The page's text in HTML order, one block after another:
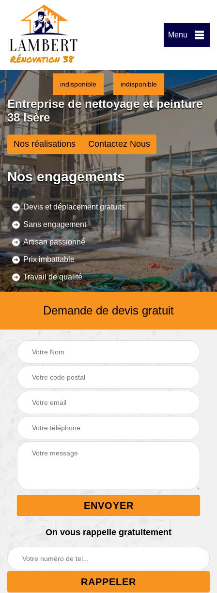
Menu
indisponible indisponible
Entreprise de nettoyage et peinture
38 Isère
Nos réalisations Contactez Nous
Nos engagements
Devis et déplacement gratuits
Sans engagement
Artisan passionné
Prix imbattable
Travail de qualité
Demande de devis gratuit
On vous rappelle gratuitement